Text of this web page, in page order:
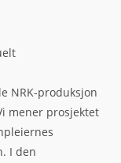
NRK-produksjon
mener prosjektet
I den